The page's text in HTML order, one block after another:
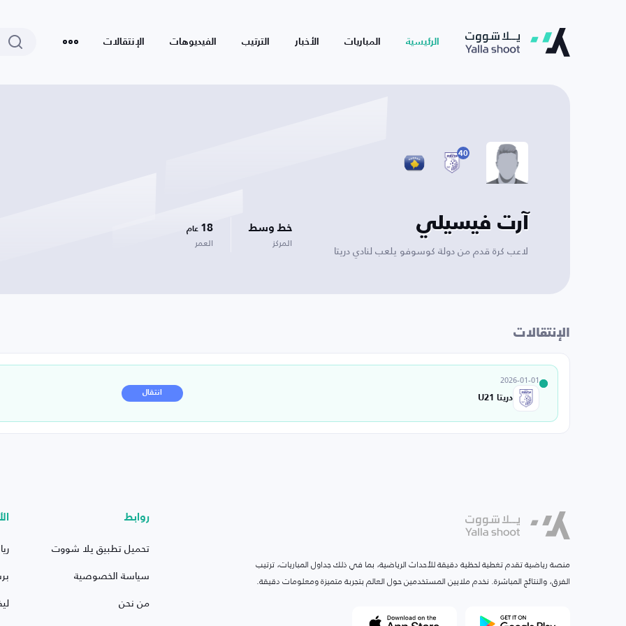
الرئيسية المباريات الأخبار الترتيب الفيديوهات الإنتقالات
40
آرت فيسيلي
لاعب كرة قدم من دولة كوسوفو يلعب لنادي دريتا
خط وسط
المركز
18 عام
العمر
الإنتقالات
2026-01-01
دريتا U21
انتقال
منصة رياضية تقدم تغطية لحظية دقيقة للأحداث الرياضية، بما في ذلك جداول المباريات، ترتيب
الفرق، والنتائج المباشرة. نخدم ملايين المستخدمين حول العالم بتجربة متميزة ومعلومات دقيقة.
روابط
تحميل تطبيق يلا شووت
سياسة الخصوصية
من نحن